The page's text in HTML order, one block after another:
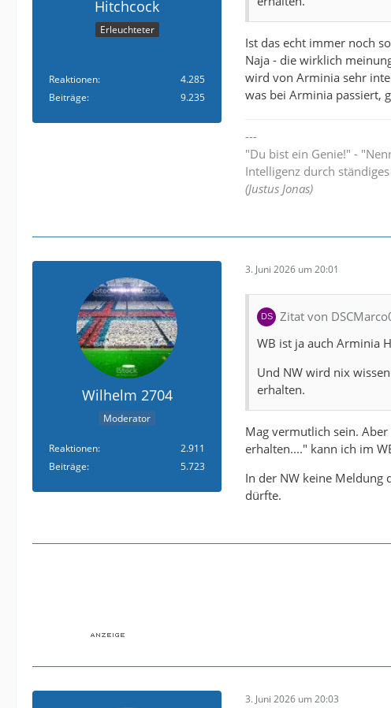
Hitchcock
Erleuchteter
Reaktionen
4.285
Beiträge
9.235
Ist das echt immer noch
Naja - die wirklich
wird von Arminia sehr
was bei Arminia passiert,
---
"Du bist ein Genie!" -
Intelligenz durch
(Justus Jonas)
Wilhelm 2704
Moderator
Reaktionen
2.911
Beiträge
5.723
3. Juni 2026 um 20:01
Zitat von
WB ist ja auch Arminia
Und NW wird nix
erhalten.
Mag vermutlich sein.
erhalten...." kann ich im
In der NW keine Meldung
dürfte.
3. Juni 2026 um 20:03